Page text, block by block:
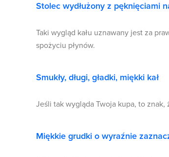
Stolec wydłużony z pęknięciami
Taki wygląd kału uznawany jest za
spożyciu płynów.
Smukły, długi, gładki, miękki kał
Jeśli tak wygląda Twoja kupa, to
Miękkie grudki o wyraźnie